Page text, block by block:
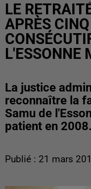
LE
APRÈS
L'ESSONNE
La justice
reconnaître la
Samu de
patient en 2008.
Publié : 21 mars